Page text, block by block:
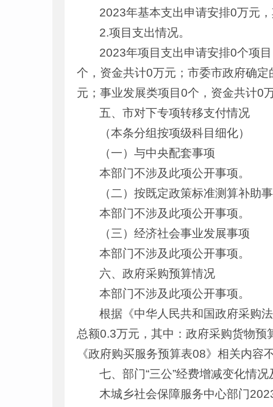
2023年基本支出申请安排0万元
2.项目支出情况。
2023年项目支出申请安排0个项
个，资金共计0万元；市委市政府确
元；事业发展类项目0个，资金共计0
五、市对下专项转移支付情况
（本条分组按项级科目细化）
（一）与中央配套事项
本部门不涉及此项公开事项。
（二）按既定政策标准测算补助
本部门不涉及此项公开事项。
（三）经济社会事业发展事项
本部门不涉及此项公开事项。
六、政府采购预算情况
本部门不涉及此项公开事项。
根据《中华人民共和国政府采购
总额0.3万元，其中：政府采购货物
《政府购买服务预算表08》相关内容
七、部门“三公”经费增减变化情
木城乡社会保障服务中心部门